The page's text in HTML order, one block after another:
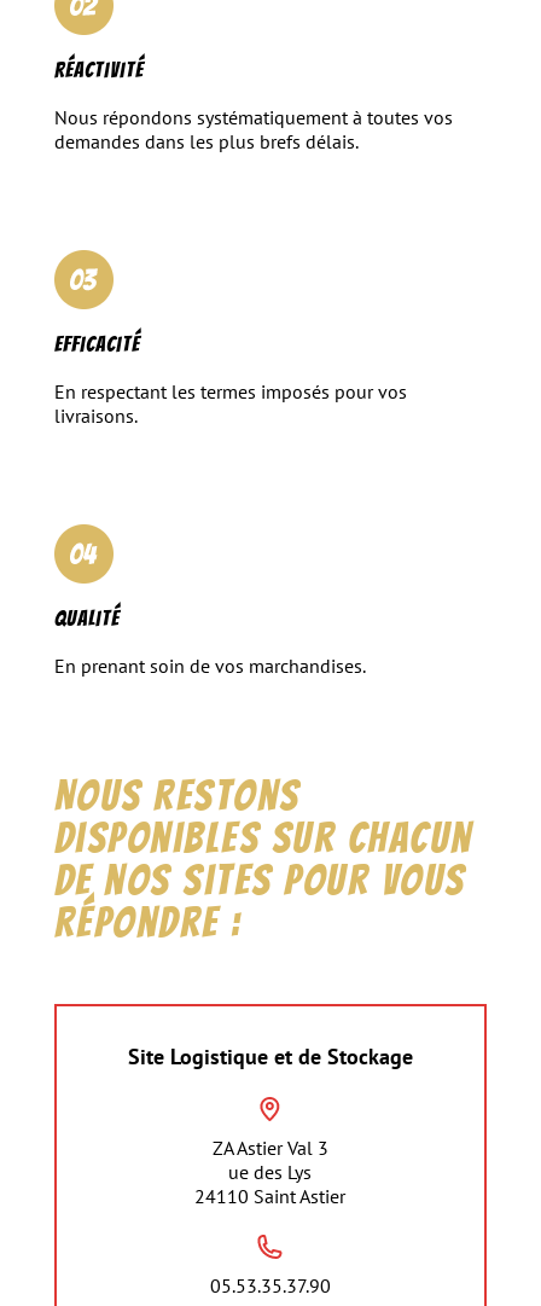
Réactivité
Nous répondons systématiquement à toutes vos
demandes dans les plus brefs délais.
Efficacité
En respectant les termes imposés pour vos
livraisons.
Qualité
En prenant soin de vos marchandises.
Nous restons
disponibles sur chacun
de nos sites pour vous
répondre :
Site Logistique et de Stockage
ZA Astier Val 3
ue des Lys
24110 Saint Astier
05.53.35.37.90